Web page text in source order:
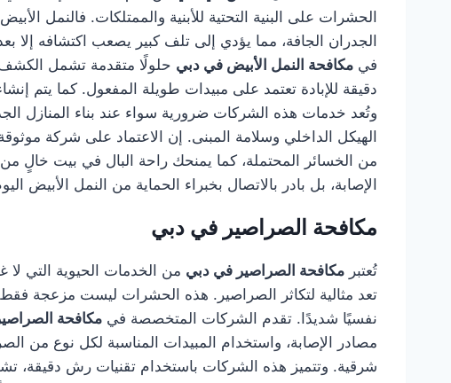
الحشرات على البنية التحتية للأبنية والممتلكات. فالنمل
الجدران الجافة، مما يؤدي إلى تلف كبير يصعب اكتشافه إلا
فيمكافحة النمل الأبيض في دبي حلولًا متقدمة تشمل الكشف
دقيقة للإبادة تعتمد على مبيدات طويلة المفعول. كما يتم
وتُعد خدمات هذه الشركات ضرورية سواء عند بناء المنازل
الهيكل الداخلي وسلامة المبنى. إن الاعتماد على شركة
من الخسائر المحتملة، كما يمنحك راحة البال في بيت خالٍ
الإصابة، بل بادر بالاتصال بخبراء الحماية من النمل الأبيض
مكافحة الصراصير في دبي
تُعتبرمكافحة الصراصير في دبي من الخدمات الحيوية التي لا
تعد مثالية لتكاثر الصراصير. هذه الحشرات ليست مزعجة
نفسيًا شديدًا. تقدم الشركات المتخصصة فيمكافحة
مصادر الإصابة، واستخدام المبيدات المناسبة لكل نوع من
شرقية. وتتميز هذه الشركات باستخدام تقنيات رش دقيقة،